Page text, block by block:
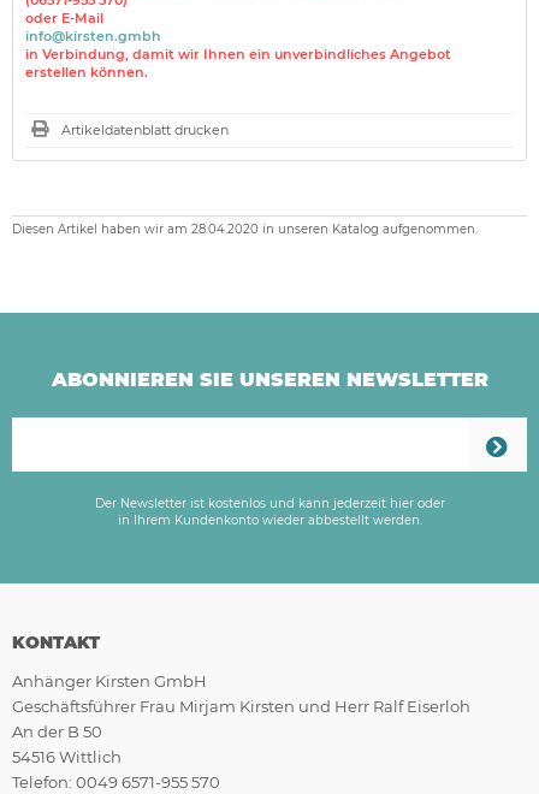
oder E-Mail
info@kirsten.gmbh
in Verbindung, damit wir Ihnen ein unverbindliches Angebot
erstellen können.
Artikeldatenblatt drucken
Diesen Artikel haben wir am 28.04.2020 in unseren Katalog aufgenommen.
ABONNIEREN SIE UNSEREN NEWSLETTER
Der Newsletter ist kostenlos und kann jederzeit hier oder
in Ihrem Kundenkonto wieder abbestellt werden.
KONTAKT
Anhänger Kirsten GmbH
Geschäftsführer Frau Mirjam Kirsten und Herr Ralf Eiserloh
An der B 50
54516 Wittlich
Telefon: 0049 6571-955 570